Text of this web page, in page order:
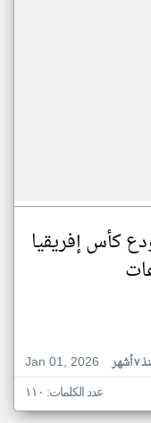
كأس إفريقيا
Jan 01, 2026
أشهر
عدد الكلمات: ١١٠